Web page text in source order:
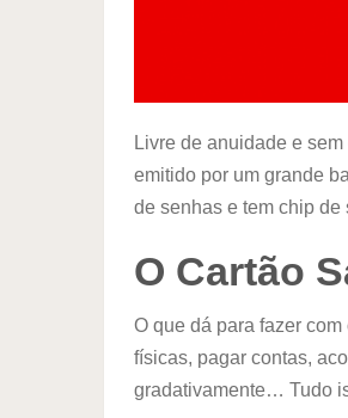
Livre de anuidade e
emitido por um grande
de senhas e tem chip de
O Cartão
O que dá para fazer
físicas, pagar contas,
gradativamente… Tudo